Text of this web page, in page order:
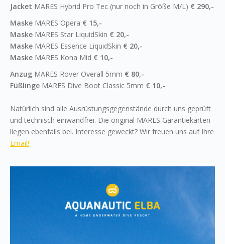
Jacket MARES Hybrid Pro Tec (nur noch in Größe M/L) € 290,-
Maske MARES Opera € 15,-
Maske MARES Star LiquidSkin € 20,-
Maske MARES Essence LiquidSkin € 20,-
Maske MARES Kona Mid € 10,-
Anzug MARES Rover Overall 5mm € 80,-
Füßlinge MARES Dive Boot Classic 5mm € 10,-
Natürlich sind alle Ausrüstungsgegenstände durch uns geprüft
und technisch einwandfrei. Die original MARES Garantiekarten
liegen ebenfalls bei. Interesse geweckt? Wir freuen uns auf Ihre
Email!